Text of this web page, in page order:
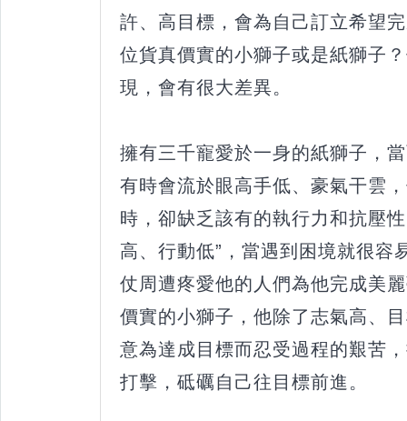
許、高目標，會為自己訂立希望
位貨真價實的小獅子或是紙獅子
現，會有很大差異。
擁有三千寵愛於一身的紙獅子，
有時會流於眼高手低、豪氣干雲
時，卻缺乏該有的執行力和抗壓
高、行動低”，當遇到困境就很容
仗周遭疼愛他的人們為他完成美
價實的小獅子，他除了志氣高、
意為達成目標而忍受過程的艱苦
打擊，砥礪自己往目標前進。